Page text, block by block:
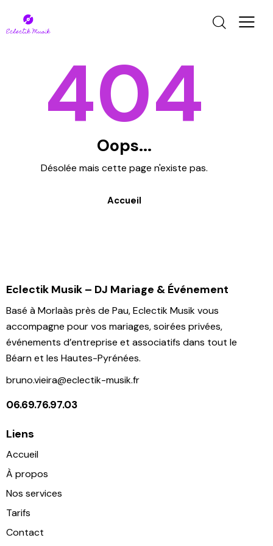
404
Oops...
Désolée mais cette page n'existe pas.
Accueil
Eclectik Musik – DJ Mariage & Événement
Basé à Morlaàs près de Pau, Eclectik Musik vous
accompagne pour vos mariages, soirées privées,
événements d’entreprise et associatifs dans tout le
Béarn et les Hautes-Pyrénées.
bruno.vieira@eclectik-musik.fr
06.69.76.97.03
Liens
Accueil
À propos
Nos services
Tarifs
Contact